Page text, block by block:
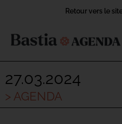
Retour vers le
27.03.2024
> AGENDA